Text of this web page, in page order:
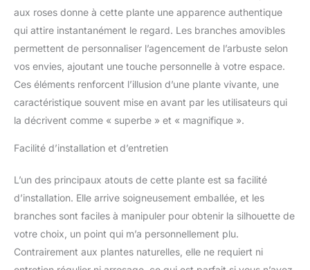
nos fausse plante sont très
faciles à entretenir par
rapport aux vraies plantes. Il
n'est pas nécessaire de les
arroser, de les fertiliser ou de
les tailler 2tailles possibles :
vous pouvez choisir la taille
à vos besoins. Disponible en
120cm petites plantes et
il est parfait pour décorer les
chambres familiales, les
salons, les balcons, les
bureaux et bien plus encore.
Une fois retiré de la boîte, le
produit peut avoir besoin
aux roses donne à cette plante une apparence authentique
qui attire instantanément le regard. Les branches amovibles
permettent de personnaliser l’agencement de l’arbuste selon
vos envies, ajoutant une touche personnelle à votre espace.
Ces éléments renforcent l’illusion d’une plante vivante, une
caractéristique souvent mise en avant par les utilisateurs qui
la décrivent comme « superbe » et « magnifique ».
Facilité d’installation et d’entretien
L’un des principaux atouts de cette plante est sa facilité
d’installation. Elle arrive soigneusement emballée, et les
branches sont faciles à manipuler pour obtenir la silhouette de
votre choix, un point qui m’a personnellement plu.
Contrairement aux plantes naturelles, elle ne requiert ni